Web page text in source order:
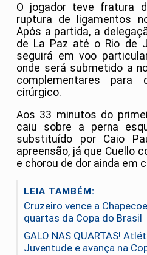
O jogador teve fratura
ruptura de ligamentos
Após a partida, a
de La Paz até o Rio de
seguirá em voo
onde será submetido a
complementares para
cirúrgico.
Aos 33 minutos do
caiu sobre a perna
substituído por Caio
apreensão, já que Cuello
e chorou de dor ainda em
LEIA TAMBÉM:
Cruzeiro vence a
quartas da Copa do Brasil
GALO NAS QUARTAS!
Juventude e avança na